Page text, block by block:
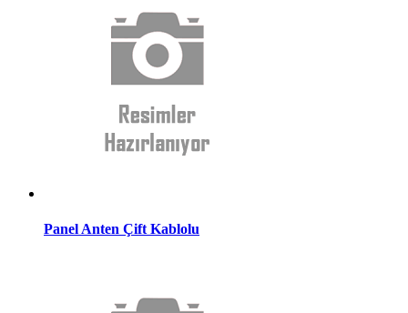
Panel Anten Çift Kablolu